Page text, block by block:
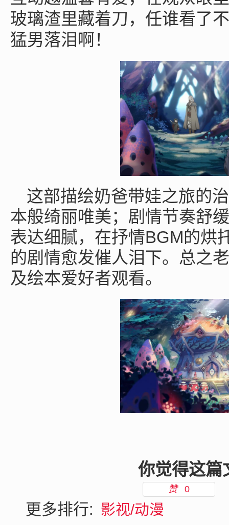
玻璃渣里藏着刀，任谁看了
猛男落泪啊！
这部描绘奶爸带娃之旅的
本般绮丽唯美；剧情节奏舒
表达细腻，在抒情BGM的烘
的剧情愈发催人泪下。总之
及绘本爱好者观看。
你觉得这篇
赞 0
更多排行: 影视/动漫